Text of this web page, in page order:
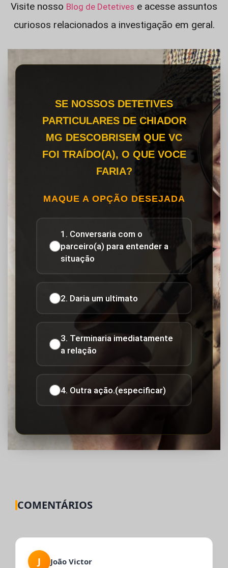
Visite nosso Blog de Detetives e acesse assuntos
curiosos relacionados a investigação em geral.
SE NOSSOS DETETIVES
PARTICULARES DE CHIADOR
MG DESCOBRISEM QUE VC
FOI TRAÍDO(A), O QUE VOCE
FARIA?
MAQUE A OPÇÃO DESEJADA
1. Conversaria com o
parceiro(a) para entender a
situação
2. Daria um ultimato
3. Terminaria imediatamente
a relação
4. Outra ação.(especificar)
COMENTÁRIOS
J João Victor